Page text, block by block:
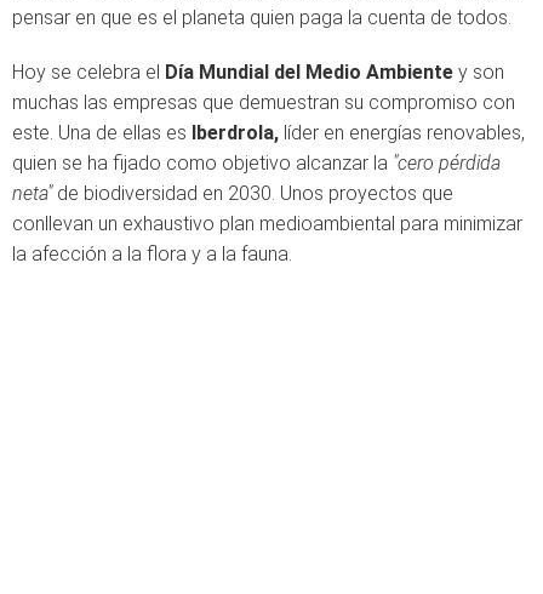
pensar en que es el planeta quien paga la cuenta de todos.
Hoy se celebra el Día Mundial del Medio Ambiente y son
muchas las empresas que demuestran su compromiso con
este. Una de ellas es Iberdrola, líder en energías renovables,
quien se ha fijado como objetivo alcanzar la "cero pérdida
neta"de biodiversidad en 2030. Unos proyectos que
conllevan un exhaustivo plan medioambiental para minimizar
la afección a la flora y a la fauna.